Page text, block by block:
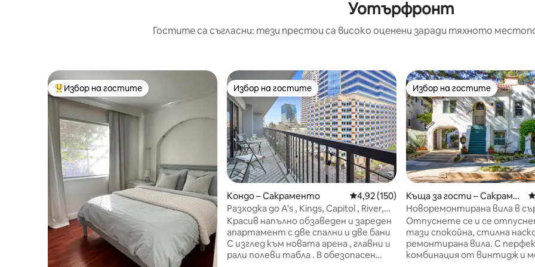
Уотърфронт
Гостите са съгласни: тези престои са високо оценени заради тяхното
Най-популярен избор на гостите
Избор на гостите Избор на гостите
Избор на гостите
Кондо – Сакраменто Средна оценка: 4,92 от 5, 150 отзива
4,92 (150)
Разходка до A's , Kings, Capitol , River,
безплатен паркинг
Красив напълно обзаведен и зареден
апартамент с две спални и две бани
С изглед към новата арена , главни и
рали полеви табла . В обезопасен
Избор на гостите
Избор на гостите
Къща за гости – Сакрамен
то
Новоремонтирана вила в
Сакраменто
Отпуснете се и се
тази спокойна, стилна
ремонтирана вила. С
комбинация от винтидж и